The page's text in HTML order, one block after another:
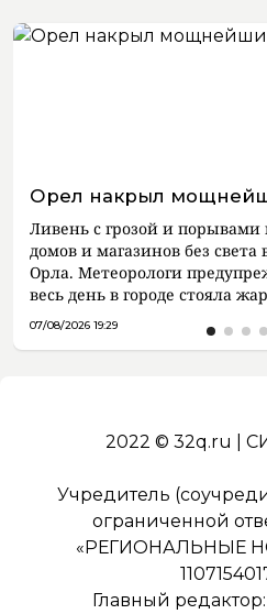
Орел накрыл
Ливень с грозой и порывами
домов и магазинов без света
Орла. Метеорологи
весь день в городе стояла
07/08/2026 19:29
2022 © 32q.ru |
Учредитель
ограниченной
«РЕГИОНАЛЬНЫЕ
Главный